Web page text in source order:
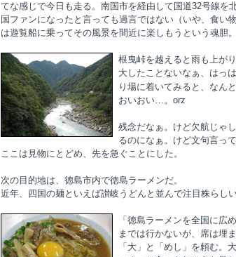
てな感じで今日も走る。南国市を経由して国道32号線を
国ファンになったと言っても過言ではない（いや、食い
は遊覧船に乗ってその風景を間近に楽しもうという魂胆。
根曳峠を越えると雨も上が
大したことないなぁ、はっ
り場に着いてみると、なんと
おいおい…。orz
残念だなぁ。けど欠航じゃ
るのになぁ。けど文句言っ
ここは見物にとどめ、先を急ぐことにした。
次の目的地は、徳島市内で徳島ラーメンだ。
近年、四国の麺といえば讃岐うどんと並んで注目株らしい
「徳島ラーメンを全国に広
までは行かないが、席は埋
「大」と「めし」を頼む。